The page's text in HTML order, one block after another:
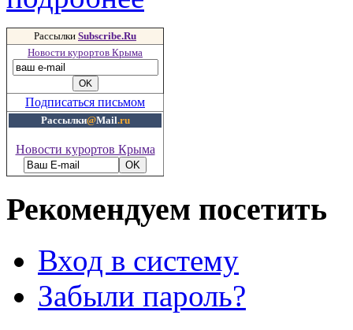
Рассылки Subscribe.Ru
Новости курортов Крыма
Подписаться письмом
Рассылки@Mail.ru
Новости курортов Крыма
Рекомендуем посетить
Вход в систему
Забыли пароль?